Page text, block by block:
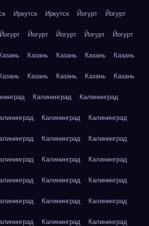
Иркутск Иркутск Йогурт Йогурт
Йогурт Йогурт Йогурт Йогурт Йогурт
Казань Казань Казань Казань Казань
Казань Казань Казань Казань Казань
Калининград Калининград
Калининград Калининград
Калининград Калининград
Калининград Калининград
Калининград Калининград
Калининград Калининград
Калининград Калининград